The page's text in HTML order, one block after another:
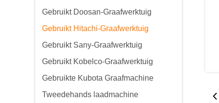
Gebruikt Doosan-Graafwerktuig
Gebruikt Hitachi-Graafwerktuig
Gebruikt Sany-Graafwerktuig
Gebruikt Kobelco-Graafwerktuig
Gebruikte Kubota Graafmachine
Tweedehands laadmachine